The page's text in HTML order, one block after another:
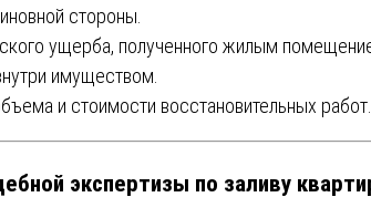
стороны.
ущерба, полученного жилым
имуществом.
и стоимости восстановительных работ.
экспертизы по заливу